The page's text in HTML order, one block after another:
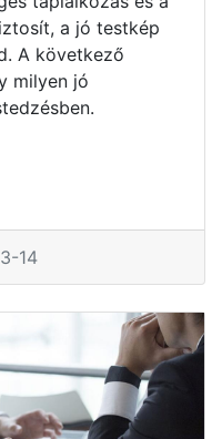
a jó testkép
A következő
milyen jó
14